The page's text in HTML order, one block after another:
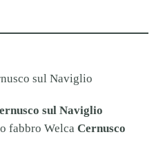
sul Naviglio
fabbro WelcaCernusco